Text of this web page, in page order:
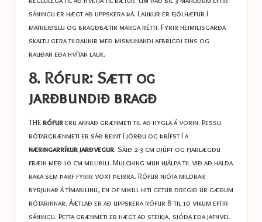
sáningu er hægt að uppskera þá. Laukur er fjölhæfur í
matreiðslu og bragðbætir marga rétti. Fyrir heimilisgarða
skaltu gera tilraunir með mismunandi afbrigði eins og
rauðan eða hvítan lauk.
8. Rófur: Sætt og
jarðbundið bragð
THErófureru annað grænmeti til að hygla á vorin. Þessu
rótargrænmeti er sáð beint í jörðu og þrífst í a
næringarríkur jarðvegur. Sáið 2-3 cm djúpt og fjarlægðu
fræin með 10 cm millibili. Mulching mun hjálpa til við að halda
raka sem þarf fyrir vöxt þeirra. Rófur njóta mildrar
byrjunar á tímabilinu, en of mikill hiti getur dregið úr gæðum
rótarinnar. Áætlað er að uppskera rófur 8 til 10 vikum eftir
sáningu. Þetta grænmeti er hægt að steikja, sjóða eða jafnvel